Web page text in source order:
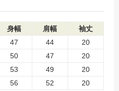
身幅 肩幅
袖丈
47 44
20
50 47
20
53 49
20
56 52
20